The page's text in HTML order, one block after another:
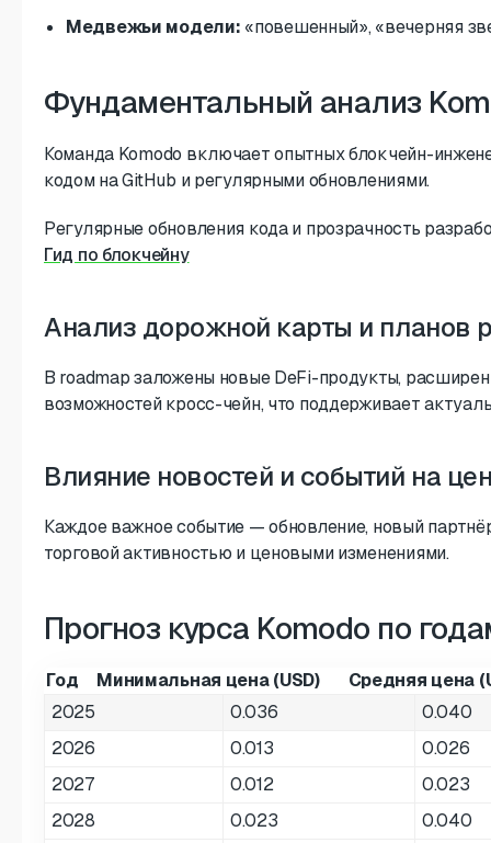
Медвежьи модели: «повешенный», «вечерняя
Фундаментальный анализ
Команда Komodo включает опытных блокчейн-
кодом на GitHub и регулярными обновлениями.
Регулярные обновления кода и прозрачность
Гид по блокчейну
Анализ дорожной карты и планов
В roadmap заложены новые DeFi-продукты,
возможностей кросс-чейн, что поддерживает
Влияние новостей и событий на
Каждое важное событие — обновление, новый
торговой активностью и ценовыми изменениями.
Прогноз курса Komodo по
Год Минимальная цена (USD)
Средняя цена
2025
0.036
0.040
2026
0.013
0.026
2027
0.012
0.023
2028
0.023
0.040